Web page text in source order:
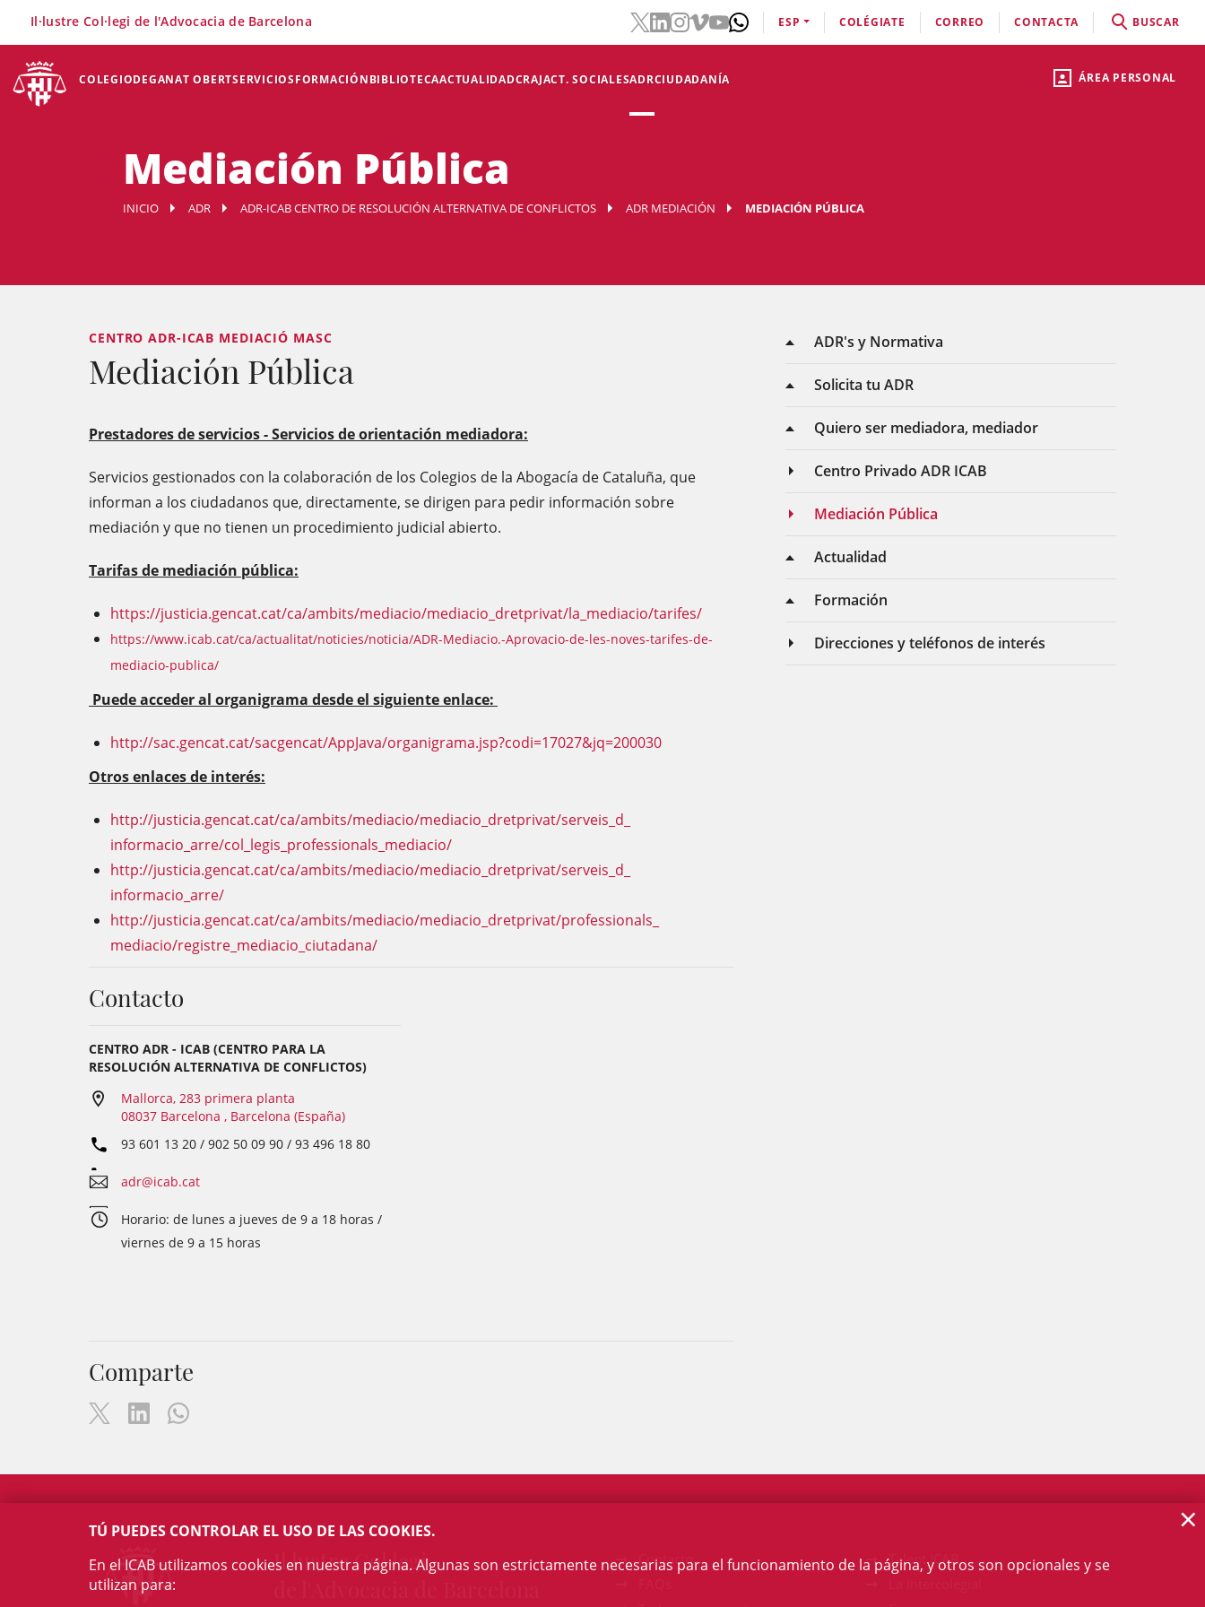
ÁREA PERSONAL
COLEGIODEGANAT OBERTSERVICIOSFORMACIÓNBIBLIOTECAACTUALIDADCRAJACT. SOCIALESADRCIUDADANÍA
Il·lustre Col·legi de l'Advocacia de Barcelona ESP COLÉGIATE CORREO CONTACTA BUSCAR
Mediación Pública
INICIO ADR ADR-ICAB CENTRO DE RESOLUCIÓN ALTERNATIVA DE CONFLICTOS ADR MEDIACIÓN MEDIACIÓN PÚBLICA
ADR's y Normativa
Solicita tu ADR
Quiero ser mediadora, mediador
Centro Privado ADR ICAB
Mediación Pública
Actualidad
Formación
Direcciones y teléfonos de interés
CENTRO ADR-ICAB MEDIACIÓ MASC
Mediación Pública
Prestadores de servicios - Servicios de orientación mediadora:
Servicios gestionados con la colaboración de los Colegios de la Abogacía de Cataluña, que
informan a los ciudadanos que, directamente, se dirigen para pedir información sobre
mediación y que no tienen un procedimiento judicial abierto.
Tarifas de mediación pública:
https://justicia.gencat.cat/ca/ambits/mediacio/mediacio_dretprivat/la_mediacio/tarifes/
https://www.icab.cat/ca/actualitat/noticies/noticia/ADR-Mediacio.-Aprovacio-de-les-noves-tarifes-de-
mediacio-publica/
Puede acceder al organigrama desde el siguiente enlace:
http://sac.gencat.cat/sacgencat/AppJava/organigrama.jsp?codi=17027&jq=200030
Otros enlaces de interés:
http://justicia.gencat.cat/ca/ambits/mediacio/mediacio_ dretprivat/serveis_d_
informacio_arre/col_legis_ professionals_mediacio/
http://justicia.gencat.cat/ca/ambits/mediacio/mediacio_ dretprivat/serveis_d_
informacio_arre/
http://justicia.gencat.cat/ca/ambits/mediacio/mediacio_ dretprivat/professionals_
mediacio/registre_mediacio_ ciutadana/
Contacto
CENTRO ADR - ICAB (CENTRO PARA LA
RESOLUCIÓN ALTERNATIVA DE CONFLICTOS)
Mallorca, 283 primera planta
08037 Barcelona , Barcelona (España)
93 601 13 20 / 902 50 09 90 / 93 496 18 80
adr@icab.cat
Horario: de lunes a jueves de 9 a 18 horas /
viernes de 9 a 15 horas
Comparte
Il·lustre Col·legi
Contacto
Talent ICAB
TÚ PUEDES CONTROLAR EL USO DE LAS COOKIES.
En el ICAB utilizamos cookies en nuestra página. Algunas son estrictamente necesarias para el funcionamiento de la página, y otros son opcionales y se
utilizan para:
×